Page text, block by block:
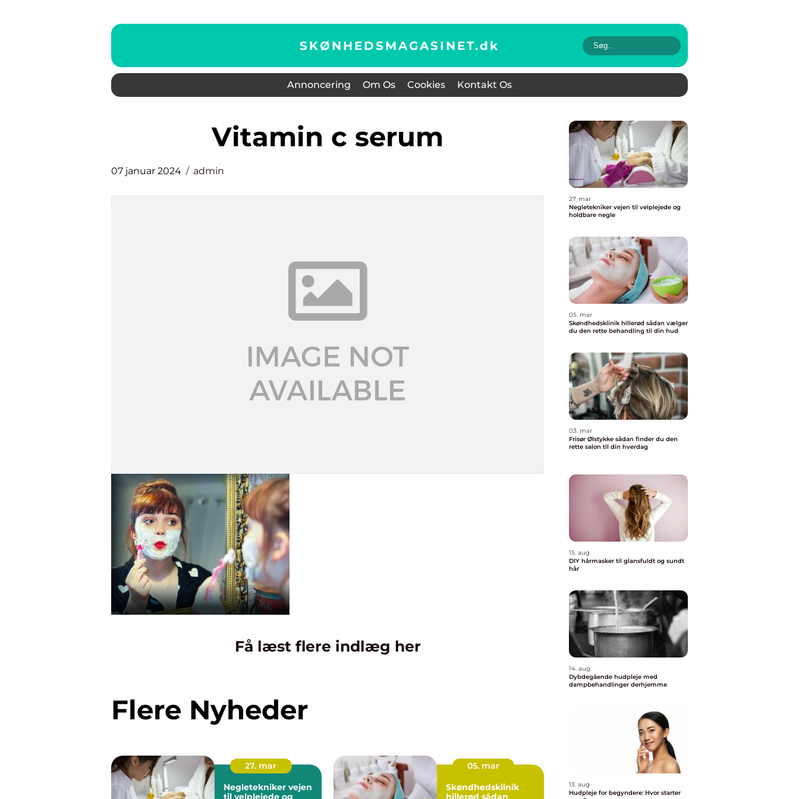
SKØNHEDSMAGASINET.dk
Annoncering Om Os Cookies Kontakt Os
vitamin c serum
07 januar 2024 admin
Få læst flere indlæg her
Flere Nyheder
27. mar
Negletekniker vejen
til velplejede og
05. mar
Skøndhedsklinik
hillerød sådan
27. mar
Negletekniker vejen til velplejede og
holdbare negle
05. mar
Skøndhedsklinik hillerød sådan vælger
du den rette behandling til din hud
03. mar
Frisør Ølstykke sådan finder du den
rette salon til din hverdag
15. aug
DIY hårmasker til glansfuldt og sundt
hår
14. aug
Dybdegående hudpleje med
dampbehandlinger derhjemme
13. aug
Hudpleje for begyndere: Hvor starter